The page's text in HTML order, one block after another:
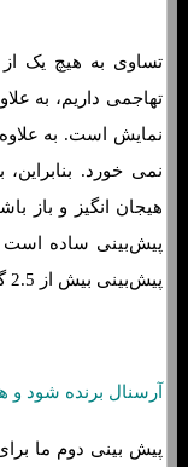
تساوی به هیچ یک
تهاجمی داریم، به
نمایش است. به
نمی خورد.
هیجان انگیز و باز
پیش‌بینی ساده است
پیش‌بینی بیش از 2.5 گل است.
آرسنال برنده شود و
پیش بینی دوم ما